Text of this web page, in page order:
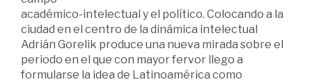
académico-intelectual y el político. Colocando a la
ciudad en el centro de la dinámica intelectual
Adrián Gorelik produce una nueva mirada sobre el
periodo en el que con mayor fervor llego a
formularse la idea de Latinoamérica como